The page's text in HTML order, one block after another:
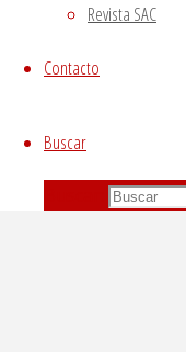
Revista SAC
Contacto
Buscar